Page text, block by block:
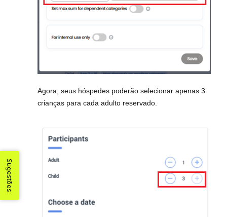
Agora, seus hóspedes poderão selecionar apenas 3
crianças para cada adulto reservado.
Sugestões